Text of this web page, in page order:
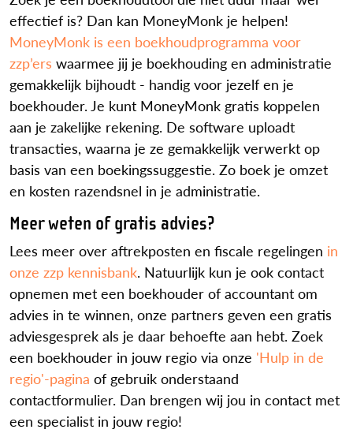
effectief is? Dan kan MoneyMonk je helpen!
MoneyMonk is een boekhoudprogramma voor
zzp’ers waarmee jij je boekhouding en administratie
gemakkelijk bijhoudt - handig voor jezelf en je
boekhouder. Je kunt MoneyMonk gratis koppelen
aan je zakelijke rekening. De software uploadt
transacties, waarna je ze gemakkelijk verwerkt op
basis van een boekingssuggestie. Zo boek je omzet
en kosten razendsnel in je administratie.
Meer weten of gratis advies?
Lees meer over aftrekposten en fiscale regelingen in
onze zzp kennisbank. Natuurlijk kun je ook contact
opnemen met een boekhouder of accountant om
advies in te winnen, onze partners geven een gratis
adviesgesprek als je daar behoefte aan hebt. Zoek
een boekhouder in jouw regio via onze 'Hulp in de
regio'-pagina of gebruik onderstaand
contactformulier. Dan brengen wij jou in contact met
een specialist in jouw regio!